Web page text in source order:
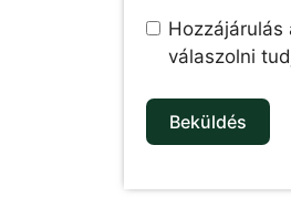
válaszolni
Beküldés